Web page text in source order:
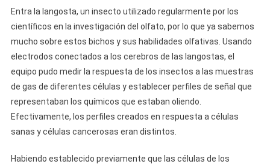
Entra la langosta, un insecto utilizado regularmente por los
científicos en la investigación del olfato, por lo que ya sabemos
mucho sobre estos bichos y sus habilidades olfativas. Usando
electrodos conectados a los cerebros de las langostas, el
equipo pudo medir la respuesta de los insectos a las muestras
de gas de diferentes células y establecer perfiles de señal que
representaban los químicos que estaban oliendo.
Efectivamente, los perfiles creados en respuesta a células
sanas y células cancerosas eran distintos.
Habiendo establecido previamente que las células de los